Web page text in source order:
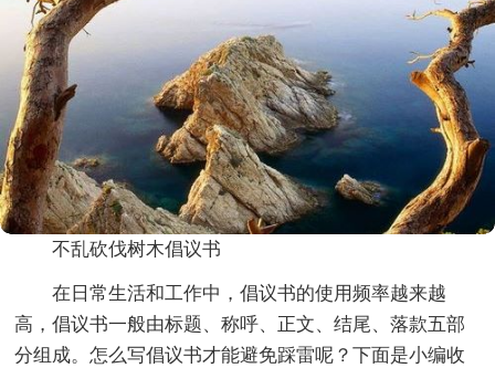
不乱砍伐树木倡议书
在日常生活和工作中，倡议书的使用频率越来越
高，倡议书一般由标题、称呼、正文、结尾、落款五部
分组成。怎么写倡议书才能避免踩雷呢？下面是小编收